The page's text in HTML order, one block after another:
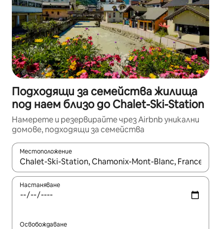
Подходящи за семейства жилища
под наем близо до Chalet-Ski-Station
Намерете и резервирайте чрез Airbnb уникални
домове, подходящи за семейства
Местоположение
Когато резултатите се покажат, използвайте
Настаняване
Освобождаване